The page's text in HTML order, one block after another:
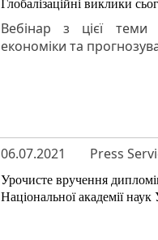
Вебінар з цієї теми
економіки та
06.07.2021 Press
Урочисте вручення
Національної академії наук